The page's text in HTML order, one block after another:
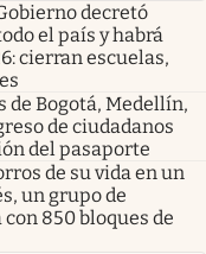
decretó
el país y habrá
cierran escuelas,
Bogotá, Medellín,
de ciudadanos
del pasaporte
de su vida en un
un grupo de
850 bloques de